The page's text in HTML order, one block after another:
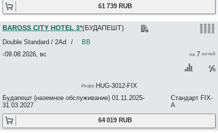
ARIA HOTEL BUDAPEST 5*
Arpad Bridge Apartments Budapest 3*+
Art And Architecture No*
Art Guesthouse 2*
Art Hostel Gallery 2*
Astorialux Apartments Budapest 3*
ATLANTIC HOTEL 3*
AVANTGARDE APARTMENT 4*
Aventura Boutique Hostel 2*
Avenue Hostel 2*
B&B HOTEL Budapest City 3*
B3 Hostel Budapest 2*
61 739 RUB
09.08.2026, вс
Будапешт (наземное обслуживание) 01.11.2025-
31.03.2027
Стандарт FIX-
A
7
BAROSS CITY HOTEL 3*(БУДАПЕШТ)
/ BB
Double Standard / 2Ad
64 019 RUB
HUG-3012-FIX